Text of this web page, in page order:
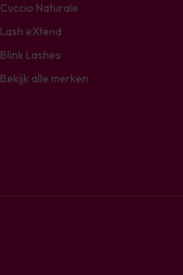
Cuccio Naturale
Lash eXtend
Blink Lashes
Bekijk alle merken